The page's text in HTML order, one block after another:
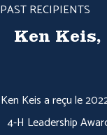
PAST RECIPIENTS
Ken Keis,
Ken Keis a reçu le
4-H Leadership